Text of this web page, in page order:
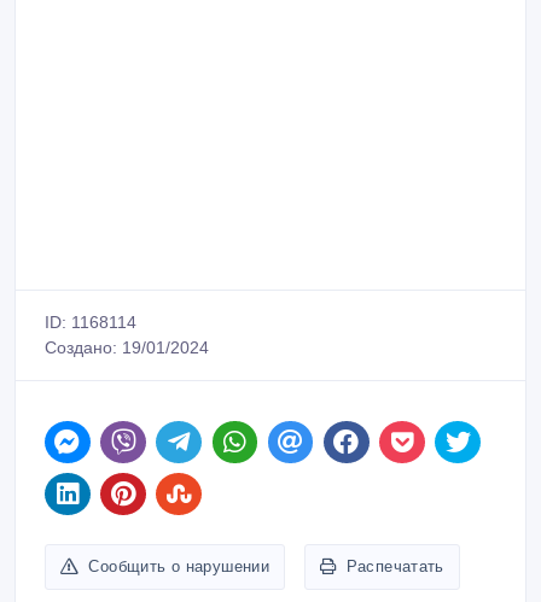
ID: 1168114
Создано: 19/01/2024
Сообщить о нарушении Распечатать